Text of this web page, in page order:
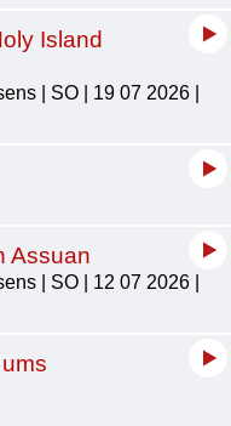
Island
| SO | 19 07 2026 |
Assuan
| SO | 12 07 2026 |